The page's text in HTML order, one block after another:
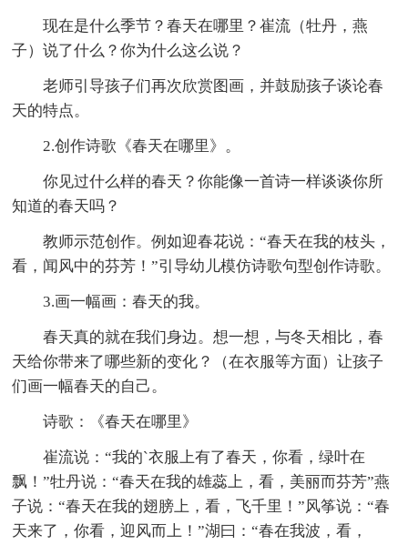
现在是什么季节？春天在哪里？崔流（牡丹，燕
子）说了什么？你为什么这么说？
老师引导孩子们再次欣赏图画，并鼓励孩子谈论春
天的特点。
2.创作诗歌《春天在哪里》。
你见过什么样的春天？你能像一首诗一样谈谈你所
知道的春天吗？
教师示范创作。例如迎春花说：“春天在我的枝头，
看，闻风中的芬芳！”引导幼儿模仿诗歌句型创作诗歌。
3.画一幅画：春天的我。
春天真的就在我们身边。想一想，与冬天相比，春
天给你带来了哪些新的变化？（在衣服等方面）让孩子
们画一幅春天的自己。
诗歌：《春天在哪里》
崔流说：“我的`衣服上有了春天，你看，绿叶在
飘！”牡丹说：“春天在我的雄蕊上，看，美丽而芬芳”燕
子说：“春天在我的翅膀上，看，飞千里！”风筝说：“春
天来了，你看，迎风而上！”湖曰：“春在我波，看，